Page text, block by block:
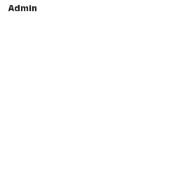
Admin